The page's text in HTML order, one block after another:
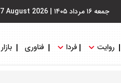
جمعه ۱۶ مرداد ۱۴۰۵ |
7 August 2026
روایت فردا فناوری بازار